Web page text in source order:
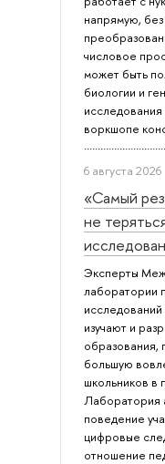
напрямую,
числовое
может быть
биологии и
воркшопе
6 августа 2026
«Самый
не
Эксперты
лаборатории
изучают и
образования,
большую
школьников в
Лаборатория
поведение
цифровые
отношение